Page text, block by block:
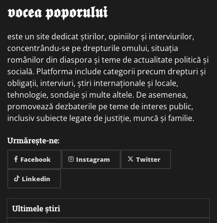
𝖛𝖔𝖈𝖊𝖆 𝖕𝖔𝖕𝖔𝖗𝖚𝖑𝖚𝖎
este un site dedicat știrilor, opiniilor și interviurilor,
concentrându-se pe drepturile omului, situația
românilor din diaspora și teme de actualitate politică și
socială. Platforma include categorii precum drepturi și
obligații, interviuri, știri internaționale și locale,
tehnologie, sondaje și multe altele. De asemenea,
promovează dezbaterile pe teme de interes public,
inclusiv subiecte legate de justiție, muncă și familie.
Urmărește-ne:
Facebook Instagram Twitter
Linkedin
Ultimele știri